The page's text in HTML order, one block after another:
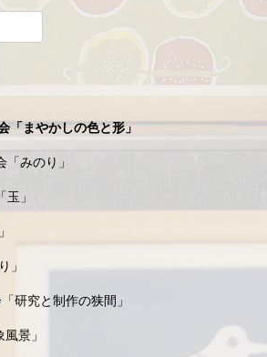
「まやかしの色と形」
みのり」
」
」
研究と制作の狭間」
景」